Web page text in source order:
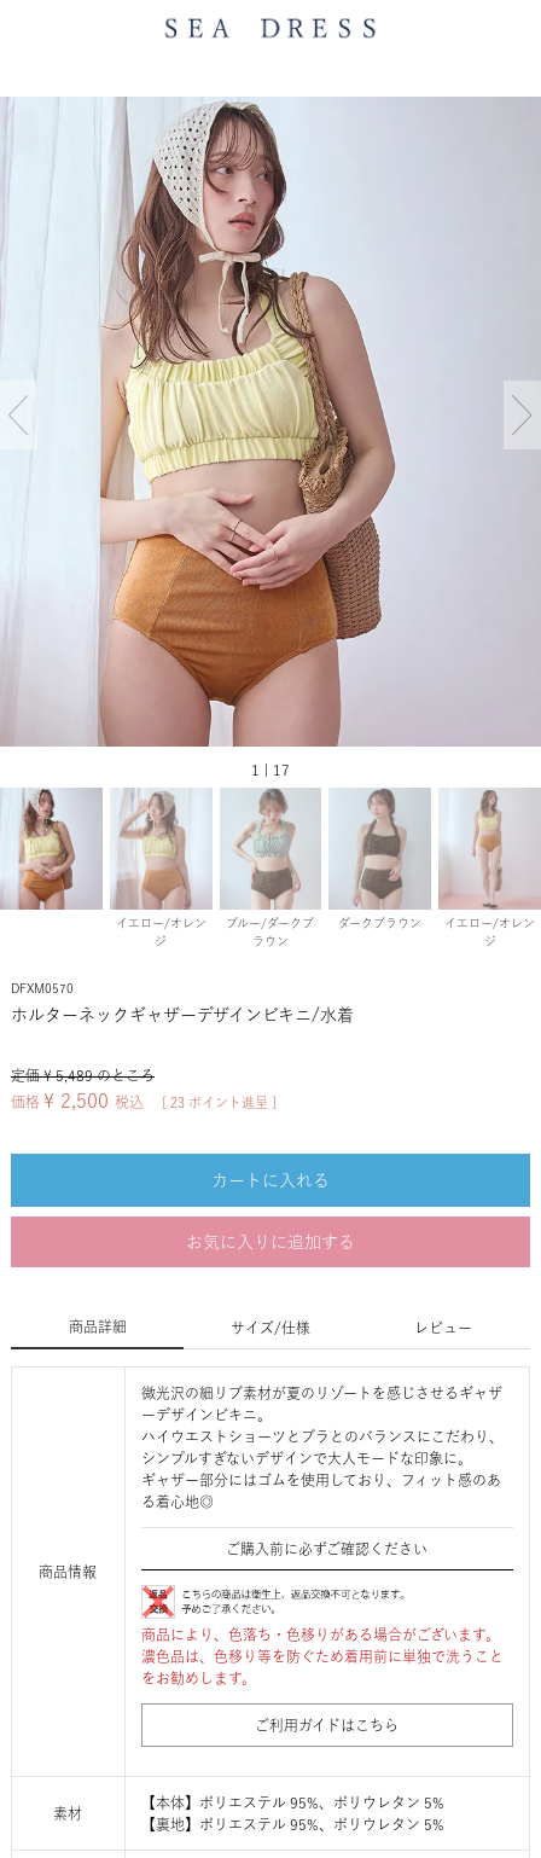
1 | 17
イエロー/オレン
ジ
ブルー/ダークブ
ラウン
ダークブラウン
イエロー/オレン
ジ
DFXM0570
ホルターネックギャザーデザインビキニ/水着
定価 ¥ 5,489 のところ
価格 ¥ 2,500 税込 23 ポイント進呈 ]
カートに入れる
お気に入りに追加する
商品詳細 サイズ/仕様 レビュー
商品情報
微光沢の細リブ素材が夏のリゾートを感じさせるギャザ
ーデザインビキニ。
ハイウエストショーツとブラとのバランスにこだわり、
シンプルすぎないデザインで大人モードな印象に。
ギャザー部分にはゴムを使用しており、フィット感のあ
る着心地◎
ご購入前に必ずご確認ください
商品により、色落ち・色移りがある場合がございます。
濃色品は、色移り等を防ぐため着用前に単独で洗うこと
をお勧めします。
ご利用ガイドはこちら
素材
【本体】ポリエステル 95%、ポリウレタン 5%
【裏地】ポリエステル 95%、ポリウレタン 5%